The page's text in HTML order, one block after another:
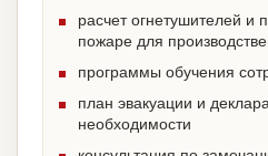
расчет огнетушителей и
пожаре для
программы обучения
план эвакуации и
необходимости